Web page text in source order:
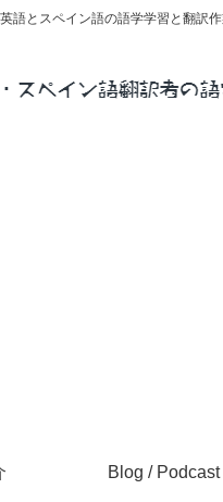
語とスペイン語の語学学習と翻訳
Blog / Podcast